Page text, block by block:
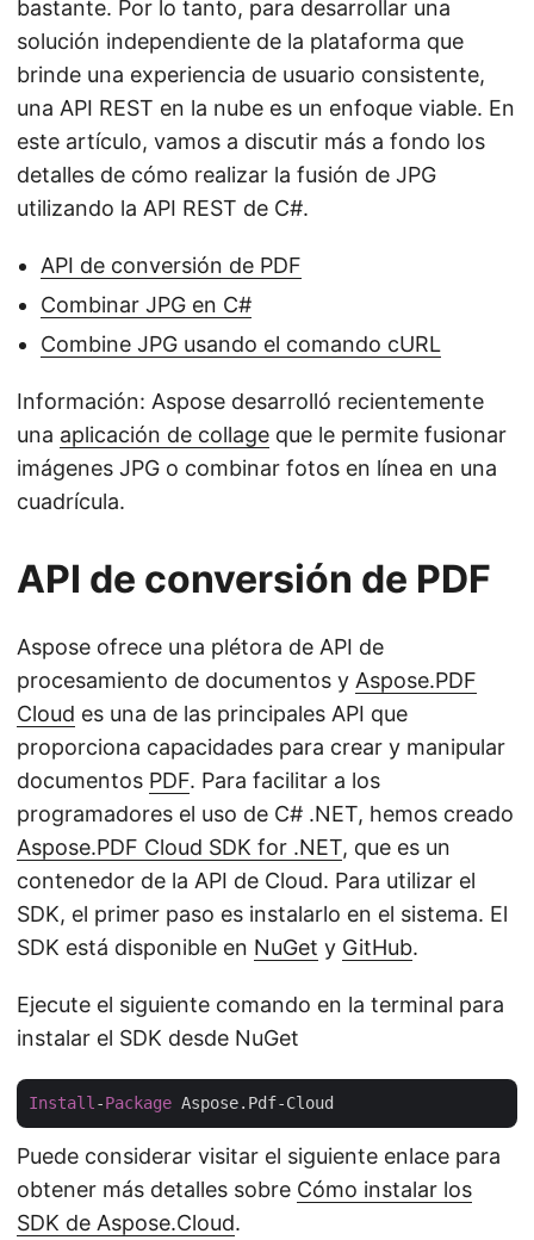
bastante. Por lo tanto, para desarrollar una
solución independiente de la plataforma que
brinde una experiencia de usuario consistente,
una API REST en la nube es un enfoque viable. En
este artículo, vamos a discutir más a fondo los
detalles de cómo realizar la fusión de JPG
utilizando la API REST de C#.
API de conversión de PDF
Combinar JPG en C#
Combine JPG usando el comando cURL
Información: Aspose desarrolló recientemente
una aplicación de collage que le permite fusionar
imágenes JPG o combinar fotos en línea en una
cuadrícula.
API de conversión de PDF
Aspose ofrece una plétora de API de
procesamiento de documentos y Aspose.PDF
Cloud es una de las principales API que
proporciona capacidades para crear y manipular
documentos PDF. Para facilitar a los
programadores el uso de C# .NET, hemos creado
Aspose.PDF Cloud SDK for .NET, que es un
contenedor de la API de Cloud. Para utilizar el
SDK, el primer paso es instalarlo en el sistema. El
SDK está disponible en NuGet y GitHub.
Ejecute el siguiente comando en la terminal para
instalar el SDK desde NuGet
Install -Package
Puede considerar visitar el siguiente enlace para
obtener más detalles sobre Cómo instalar los
SDK de Aspose.Cloud.